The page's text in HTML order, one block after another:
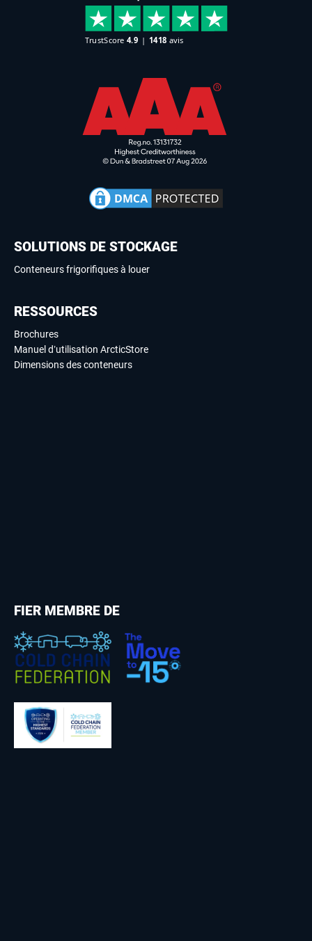
SOLUTIONS DE STOCKAGE
Conteneurs frigorifiques à louer
RESSOURCES
Brochures
Manuel d’utilisation ArcticStore
Dimensions des conteneurs
FIER MEMBRE DE